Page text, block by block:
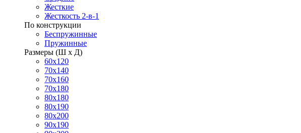
Жесткие
Жесткость 2-в-1
По конструкции
Беспружинные
Пружинные
Размеры (Ш х Д)
60х120
70х140
70х160
70х180
80х180
80х190
80х200
90х190